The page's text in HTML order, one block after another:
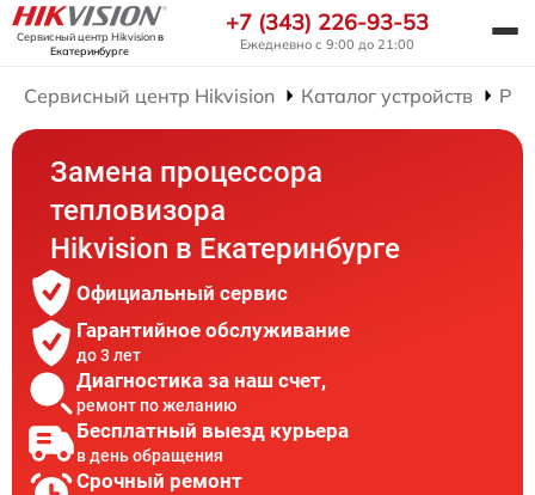
Сервисный центр Hikvisionв
Екатеринбурге
+7 (343) 226-93-53
Ежедневно с 9:00 до 21:00
Сервисный центр Hikvision Каталог устройств
Замена процессора
тепловизора
Hikvision в Екатеринбурге
Официальный сервис
Гарантийное обслуживание
до 3 лет
Диагностика за наш счет,
ремонт по желанию
Бесплатный выезд курьера
в день обращения
Срочный ремонт